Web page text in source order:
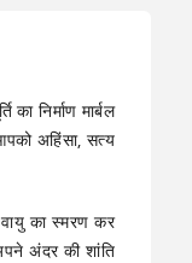
निर्माण मार्बल
अहिंसा, सत्य
का स्मरणकर
अंदर की शांति